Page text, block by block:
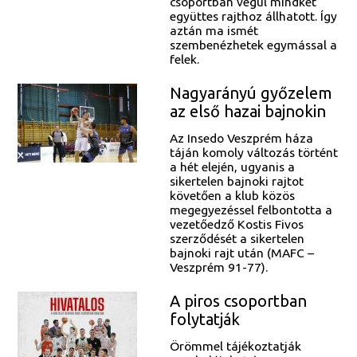
együttes rajthoz állhatott. Így
aztán ma ismét
szembenézhetek egymással a
felek.
Nagyarányú győzelem
az első hazai bajnokin
Az Insedo Veszprém háza
táján komoly változás történt
a hét elején, ugyanis a
sikertelen bajnoki rajtot
követően a klub közös
megegyezéssel felbontotta a
vezetőedző Kostis Fivos
szerződését a sikertelen
bajnoki rajt után (MAFC –
Veszprém 91-77).
A piros csoportban
folytatják
Örömmel tájékoztatják